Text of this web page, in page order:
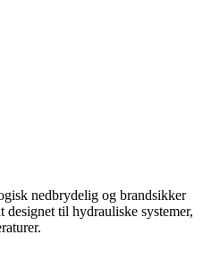
nedbrydelig og brandsikker
til hydrauliske systemer,